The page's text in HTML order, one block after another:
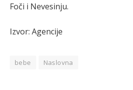
Foči i Nevesinju.
Izvor: Agencije
bebe Naslovna